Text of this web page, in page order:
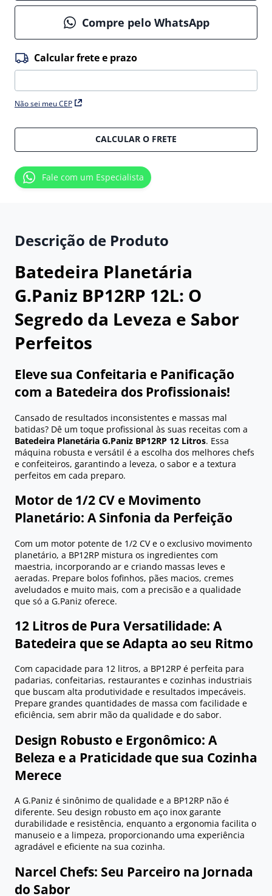
Compre pelo WhatsApp
Não sei meu CEP
CALCULAR O FRETE
Fale com um Especialista
Descrição de Produto
Batedeira Planetária
G.Paniz BP12RP 12L: O
Segredo da Leveza e Sabor
Perfeitos
Eleve sua Confeitaria e Panificação
com a Batedeira dos Profissionais!
Cansado de resultados inconsistentes e massas mal
batidas? Dê um toque profissional às suas receitas com a
Batedeira Planetária G.Paniz BP12RP 12 Litros. Essa
máquina robusta e versátil é a escolha dos melhores chefs
e confeiteiros, garantindo a leveza, o sabor e a textura
perfeitos em cada preparo.
Motor de 1/2 CV e Movimento
Planetário: A Sinfonia da Perfeição
Com um motor potente de 1/2 CV e o exclusivo movimento
planetário, a BP12RP mistura os ingredientes com
maestria, incorporando ar e criando massas leves e
aeradas. Prepare bolos fofinhos, pães macios, cremes
aveludados e muito mais, com a precisão e a qualidade
que só a G.Paniz oferece.
12 Litros de Pura Versatilidade: A
Batedeira que se Adapta ao seu Ritmo
Com capacidade para 12 litros, a BP12RP é perfeita para
padarias, confeitarias, restaurantes e cozinhas industriais
que buscam alta produtividade e resultados impecáveis.
Prepare grandes quantidades de massa com facilidade e
eficiência, sem abrir mão da qualidade e do sabor.
Design Robusto e Ergonômico: A
Beleza e a Praticidade que sua Cozinha
Merece
A G.Paniz é sinônimo de qualidade e a BP12RP não é
diferente. Seu design robusto em aço inox garante
durabilidade e resistência, enquanto a ergonomia facilita o
manuseio e a limpeza, proporcionando uma experiência
agradável e eficiente na sua cozinha.
Narcel Chefs: Seu Parceiro na Jornada
do Sabor